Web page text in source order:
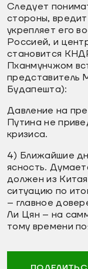
Следует
стороны,
укрепляет его
Россией, и
становится
Пханмунчжом
представитель
Будапешта):
Давление на
Путина не
кризиса.
4) Ближайшие
ясность.
должен из
ситуацию по
– главное
Ли Цян – на
тому времени